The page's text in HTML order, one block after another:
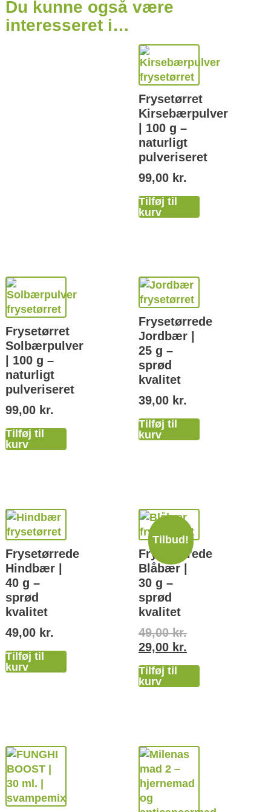
Du kunne også være
interesseret i…
Frysetørret
Kirsebærpulver
| 100 g –
naturligt
pulveriseret
99,00 kr.
Tilføj til
kurv
Frysetørret
Solbærpulver
| 100 g –
naturligt
pulveriseret
99,00 kr.
Tilføj til
kurv
Frysetørrede
Jordbær |
25 g –
sprød
kvalitet
39,00 kr.
Tilføj til
kurv
Frysetørrede
Hindbær |
40 g –
sprød
kvalitet
49,00 kr.
Tilføj til
kurv
Tilbud!
Frysetørrede
Blåbær |
30 g –
sprød
kvalitet
49,00kr.
29,00 kr.
Tilføj til
kurv